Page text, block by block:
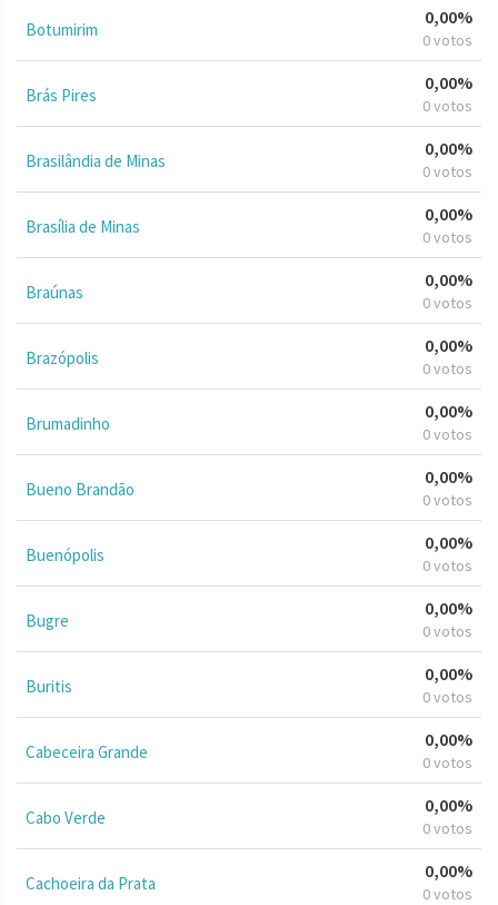
Botumirim
0,00%
0 votos
Brás Pires
0,00%
0 votos
Brasilândia de Minas
0,00%
0 votos
Brasília de Minas
0,00%
0 votos
Braúnas
0,00%
0 votos
Brazópolis
0,00%
0 votos
Brumadinho
0,00%
0 votos
Bueno Brandão
0,00%
0 votos
Buenópolis
0,00%
0 votos
Bugre
0,00%
0 votos
Buritis
0,00%
0 votos
Cabeceira Grande
0,00%
0 votos
Cabo Verde
0,00%
0 votos
Cachoeira da Prata
0,00%
0 votos